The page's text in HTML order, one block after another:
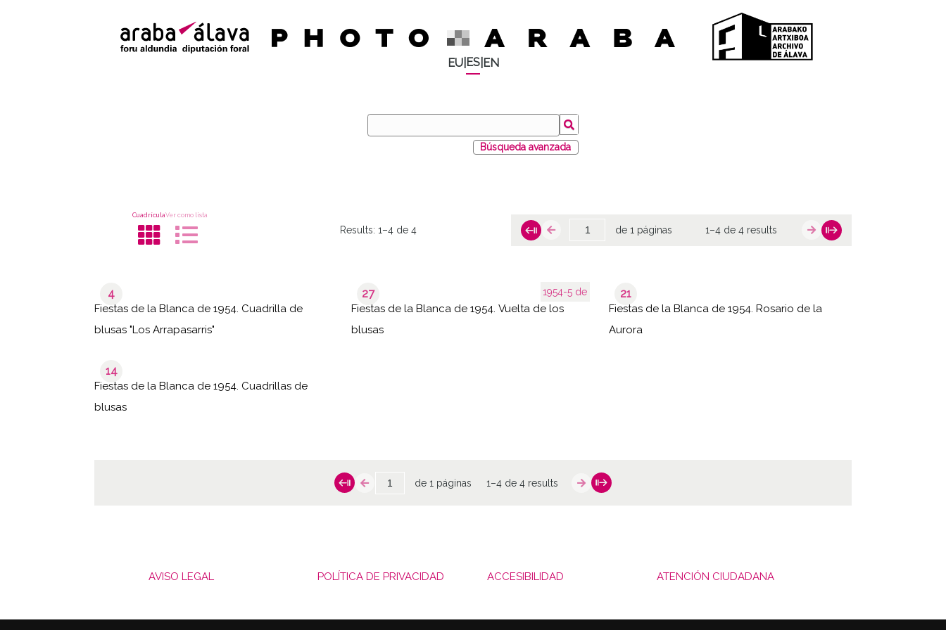
EU| ES| EN
Búsqueda avanzada
CuadrículaVer como lista
Results:1–4 de 4 de 1 páginas 1–4 de 4 results
4
Fiestas de la Blanca de 1954. Cuadrilla de
blusas "Los Arrapasarris"
1954-5 de
27
Fiestas de la Blanca de 1954. Vuelta de los
blusas
21
Fiestas de la Blanca de 1954. Rosario de la
Aurora
14
Fiestas de la Blanca de 1954. Cuadrillas de
blusas
de 1 páginas 1–4 de 4 results
AVISO LEGAL POLÍTICA DE PRIVACIDAD ACCESIBILIDAD ATENCIÓN CIUDADANA